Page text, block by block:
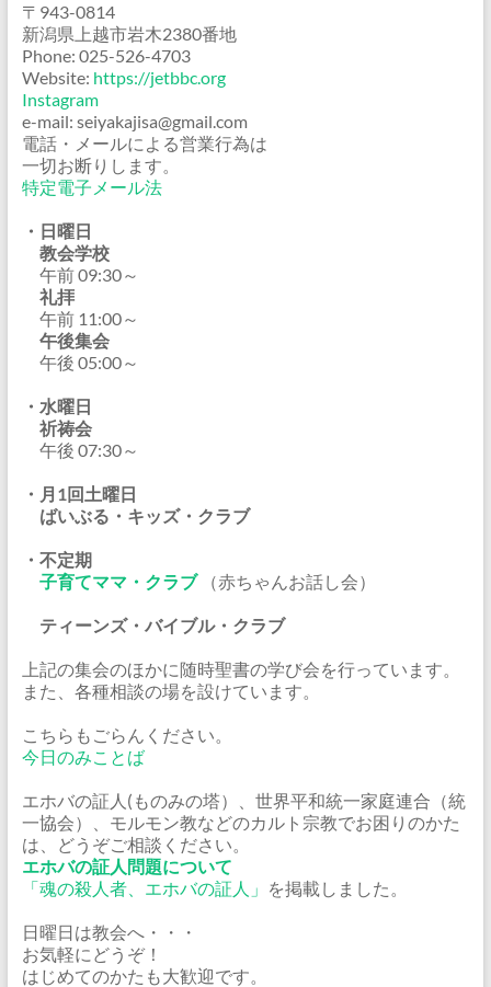
〒943-0814
新潟県上越市岩木2380番地
Phone: 025-526-4703
Website: https://jetbbc.org
Instagram
e-mail: seiyakajisa@gmail.com
電話・メールによる営業行為は
一切お断りします。
特定電子メール法
・日曜日
教会学校
午前 09:30～
礼拝
午前 11:00～
午後集会
午後 05:00～
・水曜日
祈祷会
午後 07:30～
・月1回土曜日
ばいぶる・キッズ・クラブ
・不定期
子育てママ・クラブ（赤ちゃんお話し会）
ティーンズ・バイブル・クラブ
上記の集会のほかに随時聖書の学び会を行っています。
また、各種相談の場を設けています。
こちらもごらんください。
今日のみことば
エホバの証人(ものみの塔）、世界平和統一家庭連合（統
一協会）、モルモン教などのカルト宗教でお困りのかた
は、どうぞご相談ください。
エホバの証人問題について
「魂の殺人者、エホバの証人」 を掲載しました。
日曜日は教会へ・・・
お気軽にどうぞ！
はじめてのかたも大歓迎です。